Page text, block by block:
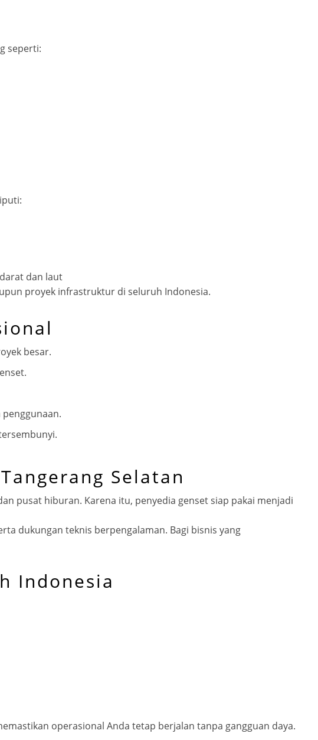
seperti:
dan laut
proyek infrastruktur di seluruh Indonesia.
besar.
Selatan
pusat hiburan. Karena itu, penyedia genset siap pakai menjadi
dukungan teknis berpengalaman. Bagi bisnis yang
Indonesia
operasional Anda tetap berjalan tanpa gangguan daya.